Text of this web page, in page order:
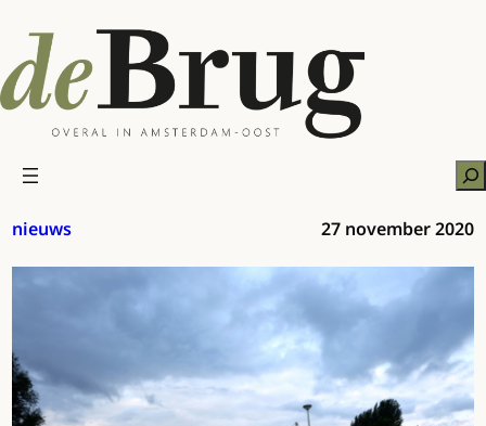
naar
de
inhoud
nieuws 27 november 2020